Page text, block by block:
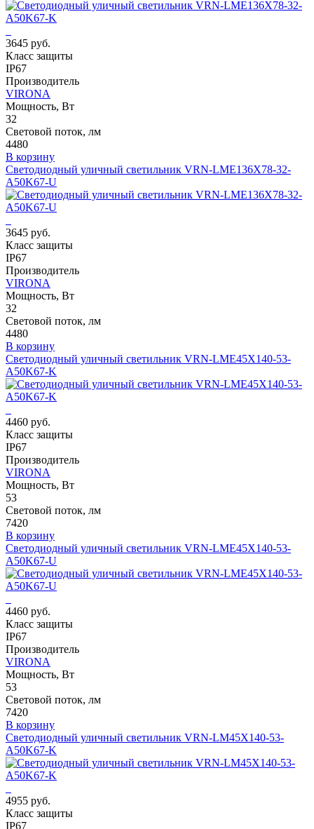
3645 руб.
Класс защиты
IP67
Производитель
VIRONA
Мощность, Вт
32
Световой поток, лм
4480
В корзину
Светодиодный уличный светильник VRN-LME136X78-32-
A50K67-U
3645 руб.
Класс защиты
IP67
Производитель
VIRONA
Мощность, Вт
32
Световой поток, лм
4480
В корзину
Светодиодный уличный светильник VRN-LME45X140-53-
A50K67-K
4460 руб.
Класс защиты
IP67
Производитель
VIRONA
Мощность, Вт
53
Световой поток, лм
7420
В корзину
Светодиодный уличный светильник VRN-LME45X140-53-
A50K67-U
4460 руб.
Класс защиты
IP67
Производитель
VIRONA
Мощность, Вт
53
Световой поток, лм
7420
В корзину
Светодиодный уличный светильник VRN-LM45X140-53-
A50K67-K
4955 руб.
Класс защиты
IP67